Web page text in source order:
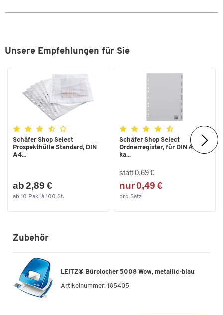
Unsere Empfehlungen für Sie
Schäfer Shop Select
Prospekthülle Standard, DIN
A4...
ab 2,89 €
ab 10 Pak. à 100 St.
Schäfer Shop Select
Ordnerregister, für DIN A4,
ka...
statt 0,69 €
nur 0,49 €
pro Satz
Zubehör
LEITZ® Bürolocher 5008 Wow, metallic-blau
Artikelnummer: 185405